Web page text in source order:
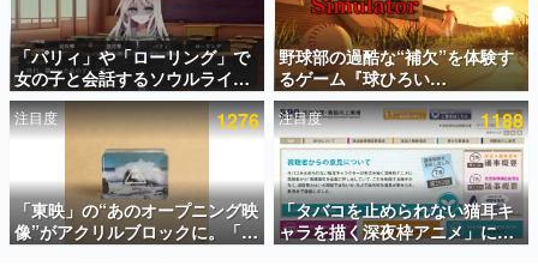
アプリセール情報
インタビュー
連載・特集一覧
殿堂入り記事
SNS拡散数が数千以上！ ページビュー数万以上！ などな
ど。多くの人々に読まれた、電ファミ渾身の“殿堂入り”記
事をまとめました。
「パリィ」や「ローリング」で
女の子と会話するソウルライク
恋愛ゲーム『小早川さんはソウ
ルライク』無料公開。返事に失
敗すると「YOU DIED」
野球部の過酷な“補欠”を体験す
るゲーム『球ひろい
Simulator』が「1件」のウィッ
シュリストをもとにチェコ語に
対応しSNSで話題に。『キング
ダム・カム』開発元やチェコの
プロ野球選手から称賛の声
注目度 1276
「東映」の“あのオープニング映
像”がアクリルブロックに。「東
映ヒストリカル グッズコレクシ
注目度 1188
「タバコを止められない猫耳キ
ャラを描く深夜枠アニメ」に視
聴者の一部から批判意見。違法